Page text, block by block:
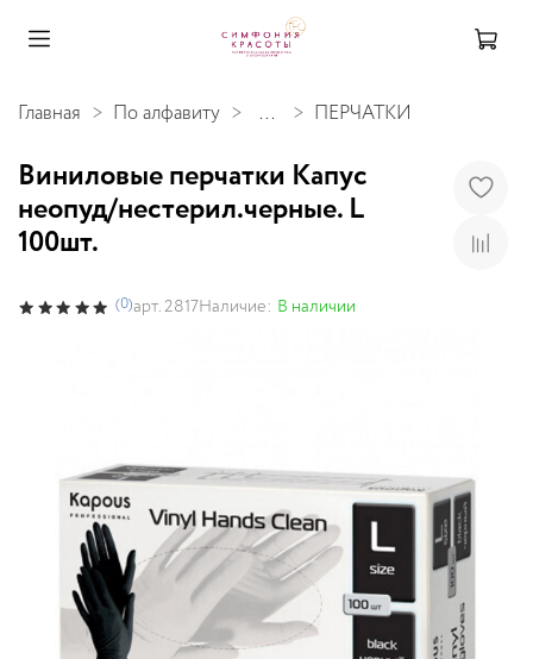
Главная По алфавиту ... ПЕРЧАТКИ
Виниловые перчатки Капус
неопуд/нестерил.черные. L
100шт.
(0)арт.2817Наличие: В наличии